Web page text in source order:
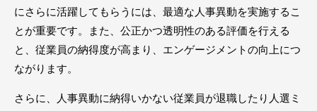
にさらに活躍してもらうには、最適な人事異動を実施するこ
とが重要です。また、公正かつ透明性のある評価を行える
と、従業員の納得度が高まり、エンゲージメントの向上につ
ながります。
さらに、人事異動に納得いかない従業員が退職したり人選ミ